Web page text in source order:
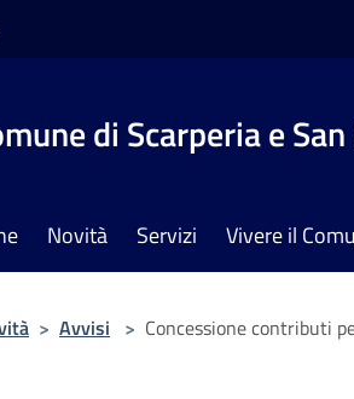
di Scarperia e
Novità Servizi Vivere il
> Avvisi > Concessione contributi